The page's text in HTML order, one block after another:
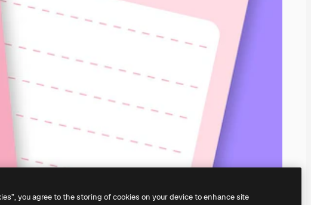
you agree to the storing of cookies on your device to enhance site